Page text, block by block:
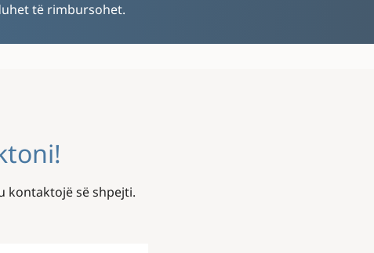
të rimbursohet.
kontaktojë së shpejti.